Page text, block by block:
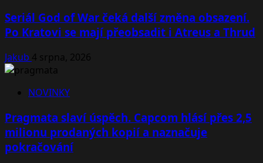
Seriál God of War čeká další změna obsazení.
Po Kratovi se mají přeobsadit i Atreus a Thrud
Jakub 4 srpna, 2026
NOVINKY
Pragmata slaví úspěch. Capcom hlásí přes 2,5
milionu prodaných kopií a naznačuje
pokračování